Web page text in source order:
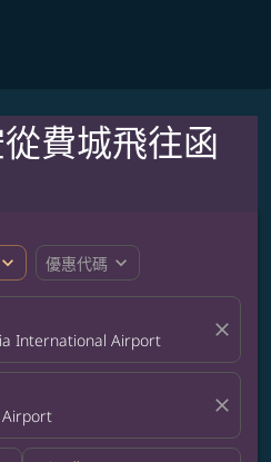
費城飛往函
expand_more 優惠代碼 expand_more
International Airport close
Airport close